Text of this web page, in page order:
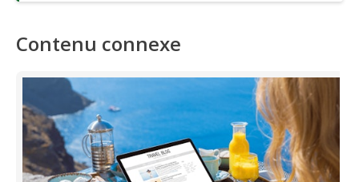
Contenu connexe